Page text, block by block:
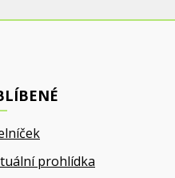
prohlídka